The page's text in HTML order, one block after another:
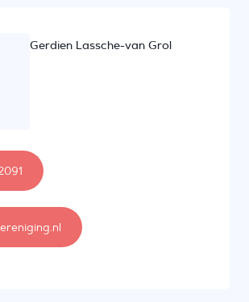
Gerdien Lassche-van Grol